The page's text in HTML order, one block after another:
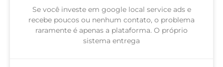
Se você investe em google local service ads e
recebe poucos ou nenhum contato, o problema
raramente é apenas a plataforma. O próprio
sistema entrega